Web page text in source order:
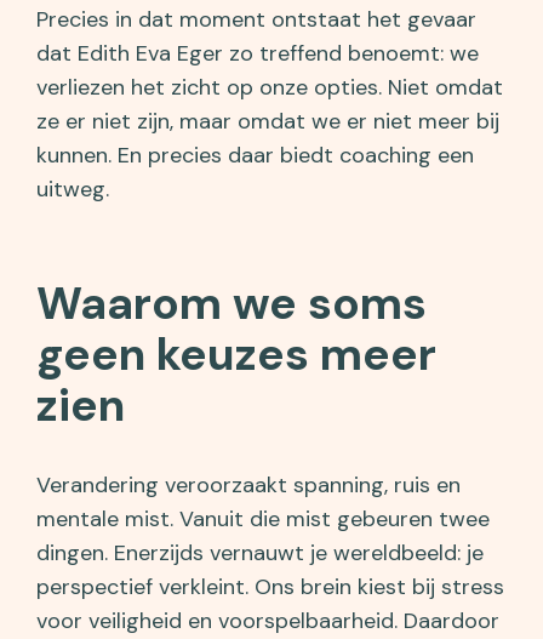
Precies in dat moment ontstaat het gevaar
dat Edith Eva Eger zo treffend benoemt: we
verliezen het zicht op onze opties. Niet omdat
ze er niet zijn, maar omdat we er niet meer bij
kunnen. En precies daar biedt coaching een
uitweg.
Waarom we soms
geen keuzes meer
zien
Verandering veroorzaakt spanning, ruis en
mentale mist. Vanuit die mist gebeuren twee
dingen. Enerzijds vernauwt je wereldbeeld: je
perspectief verkleint. Ons brein kiest bij stress
voor veiligheid en voorspelbaarheid. Daardoor